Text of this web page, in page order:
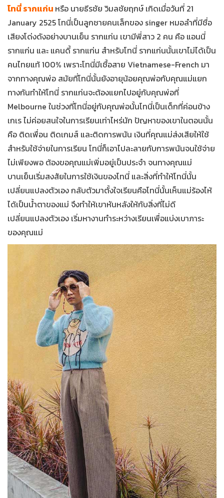
โทนี่ รากแก่น หรือ นายธีรชัย วิมลชัยฤกษ์ เกิดเมื่อวันที่ 21
January 2525 โทนี่เป็นลูกชายคนเล็กของ singer หมอลำที่มีชื่อ
เสียงโด่งดังอย่างบานเย็น รากแก่น เขามีพี่สาว 2 คน คือ แอนนี่
รากแก่น และ แคนดี้ รากแก่น สำหรับโทนี่ รากแก่นนั้นเขาไม่ได้เป็น
คนไทยแท้ 100% เพราะโทนี่มีเชื้อสาย Vietnamese-French มา
จากทางคุณพ่อ สมัยที่โทนี่นั้นยังอายุน้อยคุณพ่อกับคุณแม่แยก
ทางกันทำให้โทนี่ รากแก่นจะต้องแยกไปอยู่กับคุณพ่อที่
Melbourne ในช่วงที่โทนี่อยู่กับคุณพ่อนั้นโทนี่เป็นเด็กที่ค่อนข้าง
เกเร ไม่ค่อยสนใจในการเรียนเท่าไหร่นัก ปัญหาของเขาในตอนนั้น
คือ ติดเพื่อน ติดเกมส์ และติดการพนัน เงินที่คุณแม่ส่งเสียให้ใช้
สำหรับใช้จ่ายในการเรียน โทนี่ก็เอาไปละลายกับการพนันจนใช้จ่าย
ไม่เพียงพอ ต้องขอคุณแม่เพิ่มอยู่เป็นประจำ จนทางคุณแม่
บานเย็นเริ่มสงสัยในการใช้เงินของโทนี่ และสิ่งที่ทำให้โทนี่นั้น
เปลี่ยนแปลงตัวเอง กลับตัวมาตั้งใจเรียนคือโทนี่นั้นเห็นแม่ร้องไห้
ได้เป็นน้ำตาของแม่ จึงทำให้เขาหันหลังให้กับสิ่งที่ไม่ดี
เปลี่ยนแปลงตัวเอง เริ่มหางานทำระหว่างเรียนเพื่อแบ่งเบาภาระ
ของคุณแม่